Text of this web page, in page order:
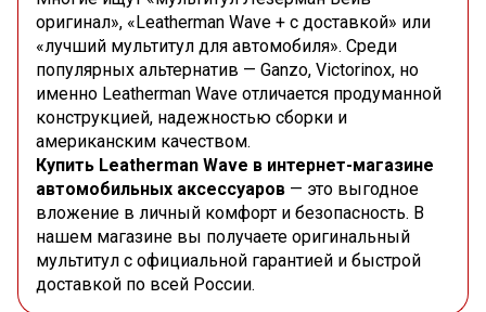
оригинал», «Leatherman Wave + с доставкой» или
«лучший мультитул для автомобиля». Среди
популярных альтернатив — Ganzo, Victorinox, но
именно Leatherman Wave отличается продуманной
конструкцией, надежностью сборки и
американским качеством.
Купить Leatherman Wave в интернет-магазине
автомобильных аксессуаров — это выгодное
вложение в личный комфорт и безопасность. В
нашем магазине вы получаете оригинальный
мультитул с официальной гарантией и быстрой
доставкой по всей России.